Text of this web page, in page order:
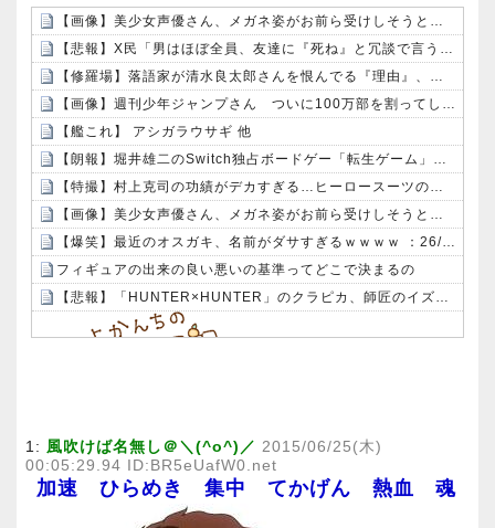
【画像】美少女声優さん、メガネ姿がお前ら受けしそうと話題ｗｗｗｗ
【悲報】X民「男はほぼ全員、友達に『死ね』と冗談で言うことがある」←これマジ？ｗｗｗｗ
【修羅場】落語家が清水良太郎さんを恨んでる『理由』、ガチでヤバイ・・・・・
【画像】週刊少年ジャンプさん ついに100万部を割ってしまう。何故ジャンプは読まれなくなったのか
【艦これ】 アシガラウサギ 他
【朗報】堀井雄二のSwitch独占ボードゲー「転生ゲーム」（DL専売3980円）が今日発売なうえ微妙
【特撮】村上克司の功績がデカすぎる…ヒーロースーツのデザイン、どれもカッコいい
【画像】美少女声優さん、メガネ姿がお前ら受けしそうと話題ｗｗｗｗ
【爆笑】最近のオスガキ、名前がダサすぎるｗｗｗｗ ：26/08/05のニュース
フィギュアの出来の良い悪いの基準ってどこで決まるの
【悲報】「HUNTER×HUNTER」のクラピカ、師匠のイズナビに対する態度が本当に酷い！！
1: 風吹けば名無し＠＼(^o^)／ 2015/06/25(木)
00:05:29.94 ID:BR5eUafW0.net
加速 ひらめき 集中 てかげん 熱血 魂